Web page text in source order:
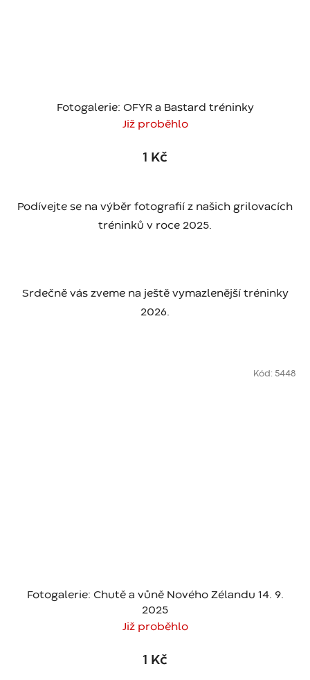
Fotogalerie: OFYR a Bastard tréninky
Již proběhlo
1 Kč
Podívejte se na výběr fotografií z našich grilovacích
tréninků v roce 2025.
Srdečně vás zveme na ještě vymazlenější tréninky
2026.
Fotogalerie: Chutě a vůně Nového Zélandu 14. 9.
2025
Již proběhlo
1 Kč
Kód: 5448